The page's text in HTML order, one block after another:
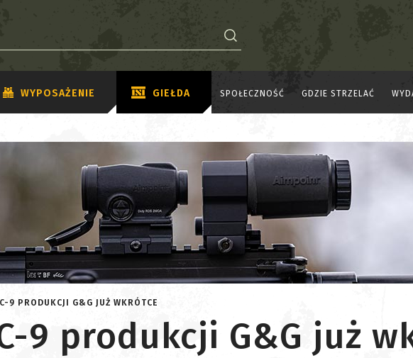
WYPOSAŻENIE GIEŁDA SPOŁECZNOŚĆ GDZIE STRZELAĆ
9 PRODUKCJI G&G JUŻ WKRÓTCE
9 produkcji G&G już